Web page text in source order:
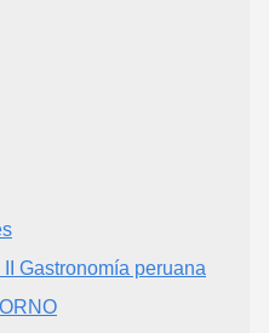
Gastronomía peruana